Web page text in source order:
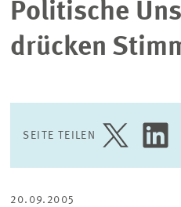
Politische
drücken
SEITE TEILEN
SEITE
TWITTER
SEITE
LINKEDIN
20.09.2005